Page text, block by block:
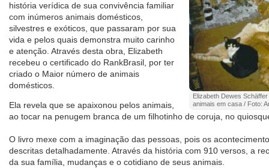
Elizabeth Dewes
animais em casa / Foto:
história verídica de sua convivência familiar
com inúmeros animais domésticos,
silvestres e exóticos, que passaram por sua
vida e pelos quais demonstra muito carinho
e atenção. Através desta obra, Elizabeth
recebeu o certificado do RankBrasil, por ter
criado o Maior número de animais
domésticos.
Ela revela que se apaixonou pelos animais,
ao tocar na penugem branca de um filhotinho de coruja, no
O livro mexe com a imaginação das pessoas, pois os
descritas detalhadamente. Através da história com 910 versos, a
da sua família, mudanças e o cotidiano de seus animais.